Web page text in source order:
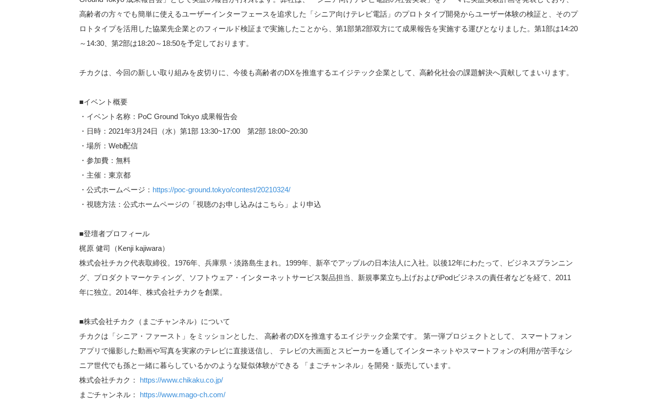
高齢者の方々でも簡単に使えるユーザーインターフェースを追求した「シニア向けテレビ電話」のプロトタイプ開発からユーザー体験の検証と、そのプ
ロトタイプを活用した協業先企業とのフィールド検証まで実施したことから、第1部第2部双方にて成果報告を実施する運びとなりました。第1部は14:20
～14:30、第2部は18:20～18:50を予定しております。
チカクは、今回の新しい取り組みを皮切りに、今後も高齢者のDXを推進するエイジテック企業として、高齢化社会の課題解決へ貢献してまいります。
■イベント概要
・イベント名称：PoC Ground Tokyo 成果報告会
・日時：2021年3月24日（水）第1部 13:30~17:00 第2部 18:00~20:30
・場所：Web配信
・参加費：無料
・主催：東京都
・公式ホームページ： https://poc-ground.tokyo/contest/20210324/
・視聴方法：公式ホームページの「視聴のお申し込みはこちら」より申込
■登壇者プロフィール
梶原 健司（Kenji kajiwara）
株式会社チカク代表取締役。1976年、兵庫県・淡路島生まれ。1999年、新卒でアップルの日本法人に入社。以後12年にわたって、ビジネスプランニン
グ、プロダクトマーケティング、ソフトウェア・インターネットサービス製品担当、新規事業立ち上げおよびiPodビジネスの責任者などを経て、2011
年に独立。2014年、株式会社チカクを創業。
■株式会社チカク（まごチャンネル）について
チカクは「シニア・ファースト」をミッションとした、 高齢者のDXを推進するエイジテック企業です。 第一弾プロジェクトとして、 スマートフォン
アプリで撮影した動画や写真を実家のテレビに直接送信し、 テレビの大画面とスピーカーを通してインターネットやスマートフォンの利用が苦手なシ
ニア世代でも孫と一緒に暮らしているかのような疑似体験ができる 「まごチャンネル」を開発・販売しています。
株式会社チカク： https://www.chikaku.co.jp/
まごチャンネル： https://www.mago-ch.com/